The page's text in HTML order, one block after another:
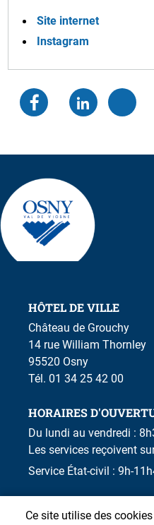
Site internet
Instagram
HÔTEL DE VILLE
Château de Grouchy
14 rue William Thornley
95520 Osny
Tél. 01 34 25 42 00
HORAIRES
Du lundi au vendredi :
Les services reçoivent
Service État-civil : 9h-
Ce site utilise des